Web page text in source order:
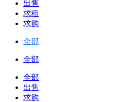
出售
求租
求购
全部
全部
全部
出售
求购